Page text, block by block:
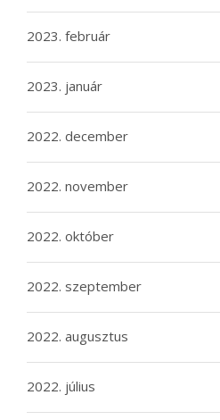
2023. február
2023. január
2022. december
2022. november
2022. október
2022. szeptember
2022. augusztus
2022. július